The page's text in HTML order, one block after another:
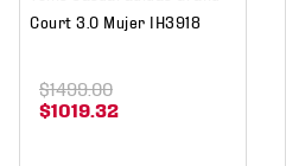
Court 3.0 Mujer IH3918
$1019.32
$1499.00